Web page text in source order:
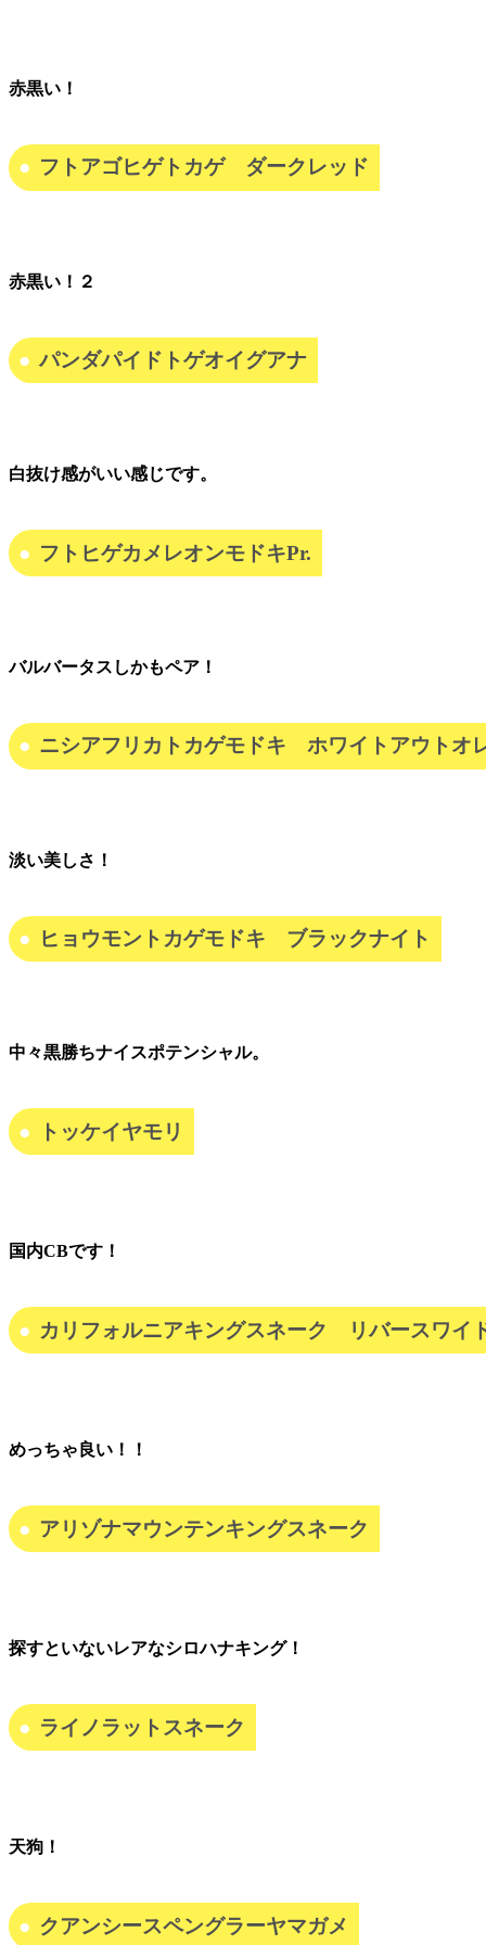
赤黒い！
フトアゴヒゲトカゲ ダークレッド
赤黒い！２
パンダパイドトゲオイグアナ
白抜け感がいい感じです。
フトヒゲカメレオンモドキPr.
バルバータスしかもペア！
ニシアフリカトカゲモドキ ホワイトアウトオ
淡い美しさ！
ヒョウモントカゲモドキ ブラックナイト
中々黒勝ちナイスポテンシャル。
トッケイヤモリ
国内CBです！
カリフォルニアキングスネーク リバースワイ
めっちゃ良い！！
アリゾナマウンテンキングスネーク
探すといないレアなシロハナキング！
ライノラットスネーク
天狗！
クアンシースペングラーヤマガメ